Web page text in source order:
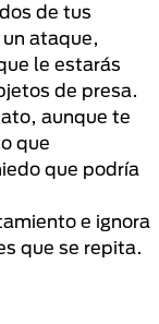
de tus
ataque,
le estarás
de presa.
aunque te
que
que podría
e ignora
que se repita.